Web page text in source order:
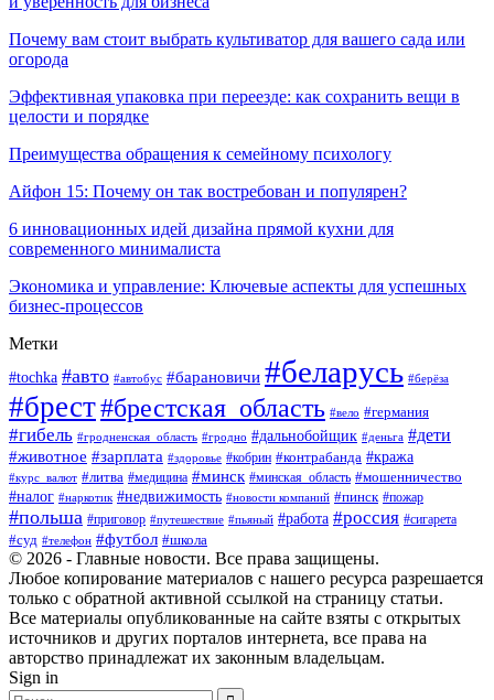
Почему вам стоит выбрать культиватор для вашего сада или
огорода
Эффективная упаковка при переезде: как сохранить вещи в
целости и порядке
Преимущества обращения к семейному психологу
Айфон 15: Почему он так востребован и популярен?
6 инновационных идей дизайна прямой кухни для
современного минималиста
Экономика и управление: Ключевые аспекты для успешных
бизнес-процессов
Метки
#tochka #авто #автобус #барановичи #беларусь #берёза
#брест#брестская_область #вело #германия
#гибель #гродненская_область #гродно #дальнобойщик #деньга #дети
#животное #зарплата #здоровье #кобрин #контрабанда #кража
#курс_валют #литва #медицина #минск #минская_область #мошенничество
#налог #наркотик #недвижимость #новости компаний #пинск #пожар
#польша #приговор #путешествие #пьяный #работа #россия #сигарета
#суд #телефон #футбол #школа
© 2026 - Главные новости. Все права защищены.
Любое копирование материалов с нашего ресурса разрешается
только с обратной активной ссылкой на страницу статьи.
Все материалы опубликованные на сайте взяты с открытых
источников и других порталов интернета, все права на
авторство принадлежат их законным владельцам.
Sign in